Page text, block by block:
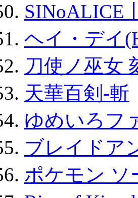
SINoALICE
ヘイ・デイ
刀使ノ巫女
天華百剣-斬
ゆめいろフ
ブレイドア
ポケモン ソ